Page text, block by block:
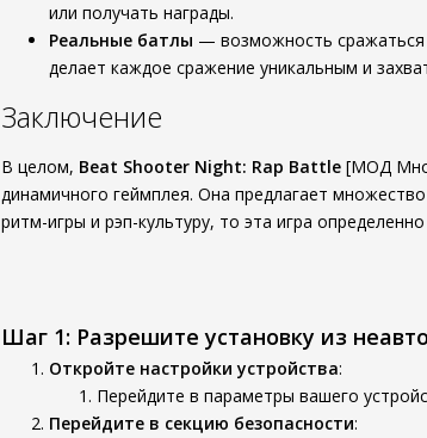
или получать награды.
Реальные батлы — возможность
делает каждое сражение уникальным и
Заключение
В целом, Beat Shooter Night: Rap Battle [МОД
динамичного геймплея. Она предлагает
ритм-игры и рэп-культуру, то эта игра
Шаг 1: Разрешите установку из
Откройте настройки устройства:
Перейдите в параметры вашего
Перейдите в секцию безопасности: